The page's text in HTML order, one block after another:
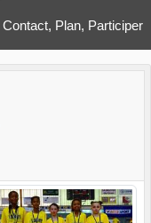
Contact, Plan, Participer